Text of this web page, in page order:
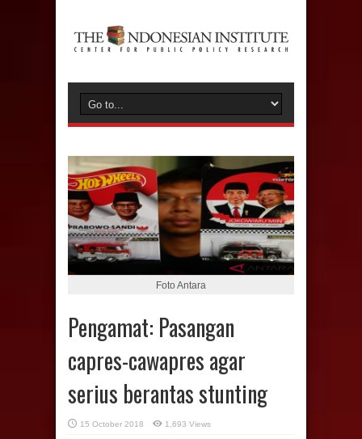
Foto Antara
Pengamat: Pasangan
capres-cawapres agar
serius berantas stunting
15 October 2018 1,693 Views